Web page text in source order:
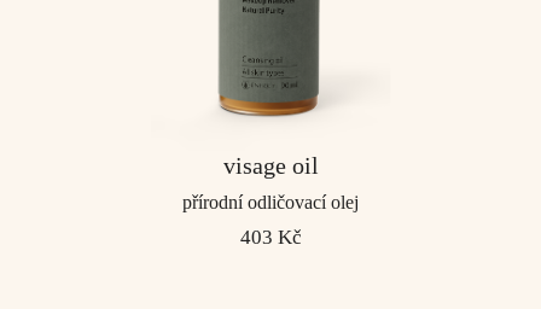
visage oil
přírodní odličovací olej
403 Kč